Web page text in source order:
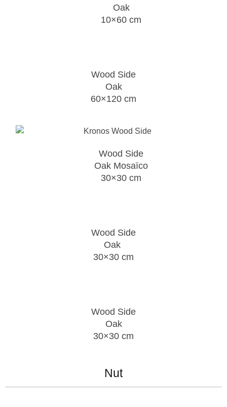
Oak
10×60 cm
Wood Side
Oak
60×120 cm
Wood Side
Oak Mosaïco
30×30 cm
Wood Side
Oak
30×30 cm
Wood Side
Oak
30×30 cm
Nut